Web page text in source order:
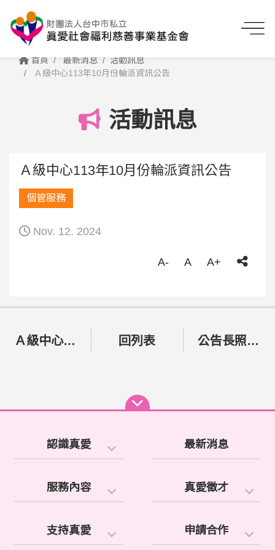
首頁 最新消息
活動訊息
Ａ級中心113年10月份輪派資訊公告
活動訊息
Ａ級中心113年10月份輪派資訊公告
個管服務
Nov. 12. 2024
A- A A+
Ａ級中心113年09月份輪派資訊公告 回列表 公告長照資源網絡會議
認識真愛 最新消息
服務內容 真愛徵才
支持真愛 申請合作